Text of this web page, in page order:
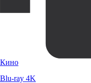
Кино
Blu-ray 4K